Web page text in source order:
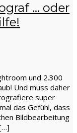
… oder
und 2.300
Und muss daher
super
das Gefühl, dass
Bildbearbeitung